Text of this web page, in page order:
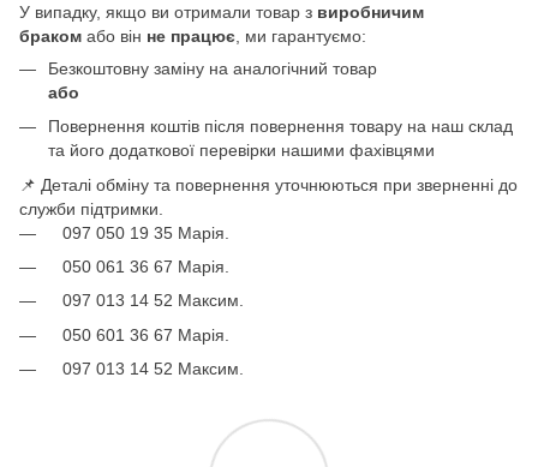
У випадку, якщо ви отримали товар з виробничим
браком або він не працює , ми гарантуємо:
Безкоштовну заміну на аналогічний товар
або
Повернення коштів після повернення товару на наш склад
та його додаткової перевірки нашими фахівцями
📌 Деталі обміну та повернення уточнюються при зверненні до
служби підтримки.
097 050 19 35 Марія.
050 061 36 67 Марія.
097 013 14 52 Максим.
050 601 36 67 Марія.
097 013 14 52 Максим.